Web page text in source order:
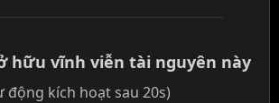
hữu vĩnh viễn tài nguyên này
động kích hoạt sau 20s)